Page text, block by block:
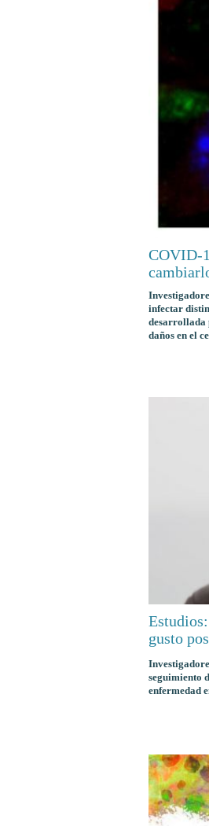
COVID-
infectar
desarrollada
daños en el
gusto
seguimiento
enfermedad